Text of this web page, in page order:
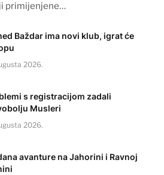
primijenjene…
Baždar ima novi klub, igrat će
2026.
s registracijom zadali
Musleri
2026.
avanture na Jahorini i Ravnoj